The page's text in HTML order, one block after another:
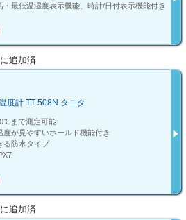
・最低温湿度表示機能、時計/日付表示機能付き
追加済
度計 TT-508N タニタ
まで測定可能
度が見やすいホールド機能付き
る防水タイプ
追加済